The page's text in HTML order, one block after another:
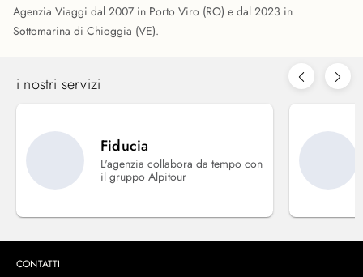
Agenzia Viaggi dal 2007 in Porto Viro (RO) e dal 2023 in
Sottomarina di Chioggia (VE).
i nostri servizi
Fiducia
L'agenzia collabora da tempo con
il gruppo Alpitour
CONTATTI